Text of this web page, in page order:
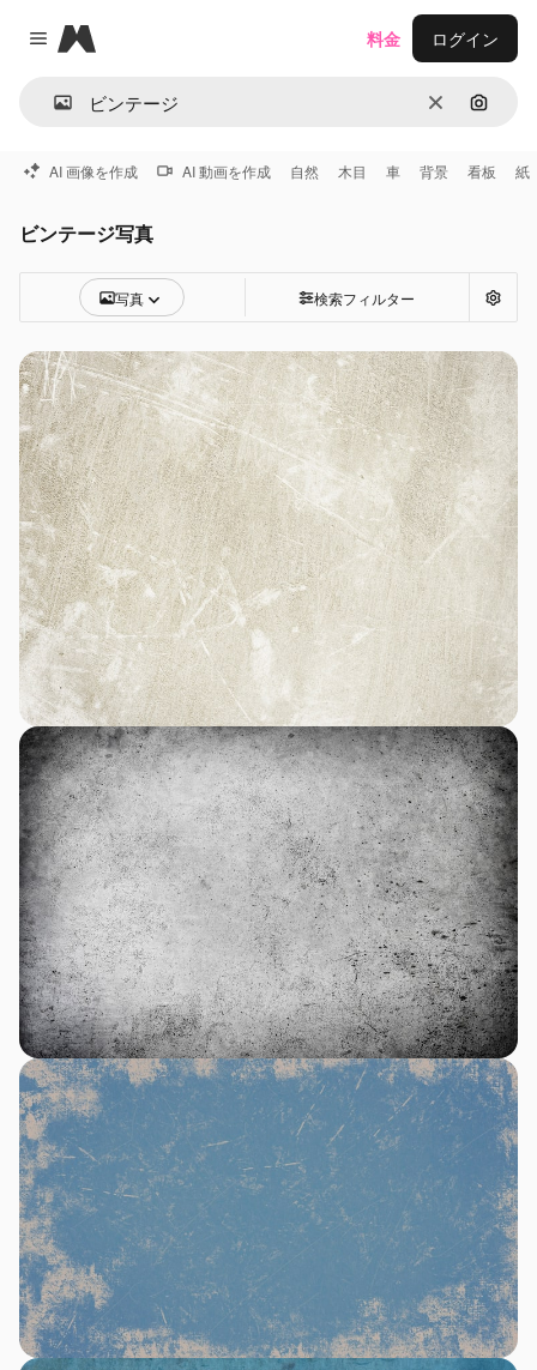
Close menu
Magnific
消去 画像で
料金 ログイン
AI 画像を作成 AI 動画を作成 自然 木目 車 背景 看板 紙
ビンテージ写真
写真 検索フィルター